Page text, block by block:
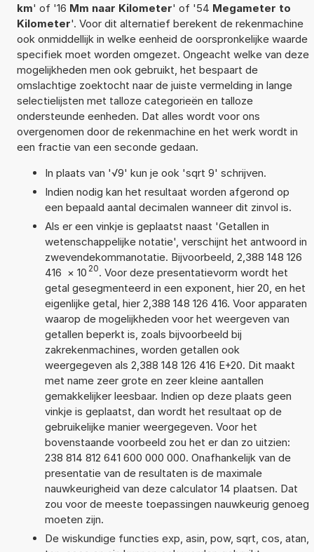
km' of '16 Mm naar Kilometer' of '54 Megameter to
Kilometer'. Voor dit alternatief berekent de rekenmachine
ook onmiddellijk in welke eenheid de oorspronkelijke waarde
specifiek moet worden omgezet. Ongeacht welke van deze
mogelijkheden men ook gebruikt, het bespaart de
omslachtige zoektocht naar de juiste vermelding in lange
selectielijsten met talloze categorieën en talloze
ondersteunde eenheden. Dat alles wordt voor ons
overgenomen door de rekenmachine en het werk wordt in
een fractie van een seconde gedaan.
In plaats van '√9' kun je ook 'sqrt 9' schrijven.
Indien nodig kan het resultaat worden afgerond op
een bepaald aantal decimalen wanneer dit zinvol is.
Als er een vinkje is geplaatst naast 'Getallen in
wetenschappelijke notatie', verschijnt het antwoord in
zwevendekommanotatie. Bijvoorbeeld, 2,388 148 126
416 × 10 20. Voor deze presentatievorm wordt het
getal gesegmenteerd in een exponent, hier 20, en het
eigenlijke getal, hier 2,388 148 126 416. Voor apparaten
waarop de mogelijkheden voor het weergeven van
getallen beperkt is, zoals bijvoorbeeld bij
zakrekenmachines, worden getallen ook
weergegeven als 2,388 148 126 416 E+20. Dit maakt
met name zeer grote en zeer kleine aantallen
gemakkelijker leesbaar. Indien op deze plaats geen
vinkje is geplaatst, dan wordt het resultaat op de
gebruikelijke manier weergegeven. Voor het
bovenstaande voorbeeld zou het er dan zo uitzien:
238 814 812 641 600 000 000. Onafhankelijk van de
presentatie van de resultaten is de maximale
nauwkeurigheid van deze calculator 14 plaatsen. Dat
zou voor de meeste toepassingen nauwkeurig genoeg
moeten zijn.
De wiskundige functies exp, asin, pow, sqrt, cos, atan,